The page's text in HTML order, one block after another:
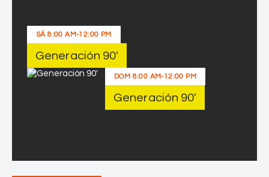
SÁ8:00 AM-12:00 PM
Generación 90′
DOM 8:00 AM-12:00 PM
Generación 90′